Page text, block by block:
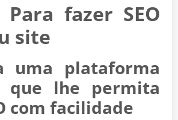
fazer SEO
site
uma plataforma
que lhe permita
com facilidade